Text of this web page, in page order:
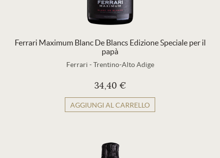
Ferrari Maximum Blanc De Blancs Edizione Speciale per il
papà
Ferrari -Trentino-Alto Adige
34,40 €
AGGIUNGI AL CARRELLO